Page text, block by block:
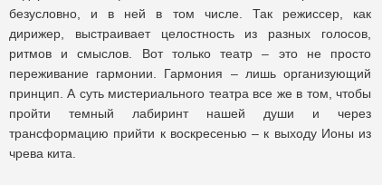
безусловно, и в ней в том числе. Так режиссер, как
дирижер, выстраивает целостность из разных голосов,
ритмов и смыслов. Вот только театр – это не просто
переживание гармонии. Гармония – лишь организующий
принцип. А суть мистериального театра все же в том, чтобы
пройти темный лабиринт нашей души и через
трансформацию прийти к воскресенью – к выходу Ионы из
чрева кита.